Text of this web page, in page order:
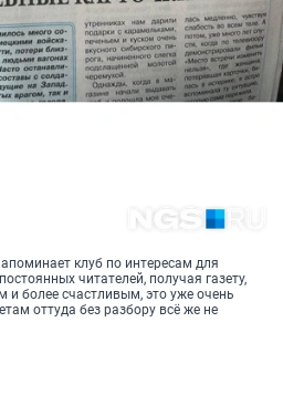
клуб по интересам для
читателей, получая газету,
и более счастливым, это уже очень
оттуда без разбору всё же не